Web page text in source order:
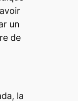
un
de
la